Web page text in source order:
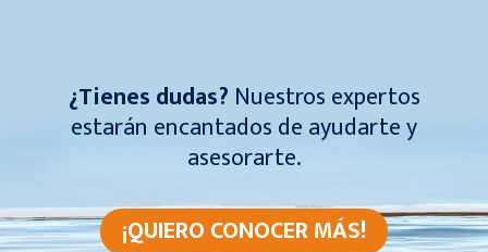
¿Tienes dudas? Nuestros expertos
estarán encantados de ayudarte y
asesorarte.
¡QUIERO CONOCER MÁS!